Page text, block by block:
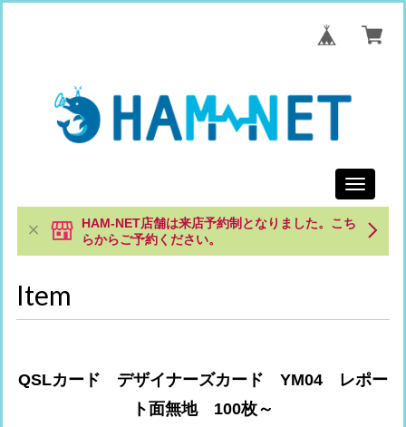
Toggle
HAM-NET店舗は来店予約制となりました。こち
らからご予約ください。
Item
QSLカード デザイナーズカード YM04 レポー
ト面無地 100枚～